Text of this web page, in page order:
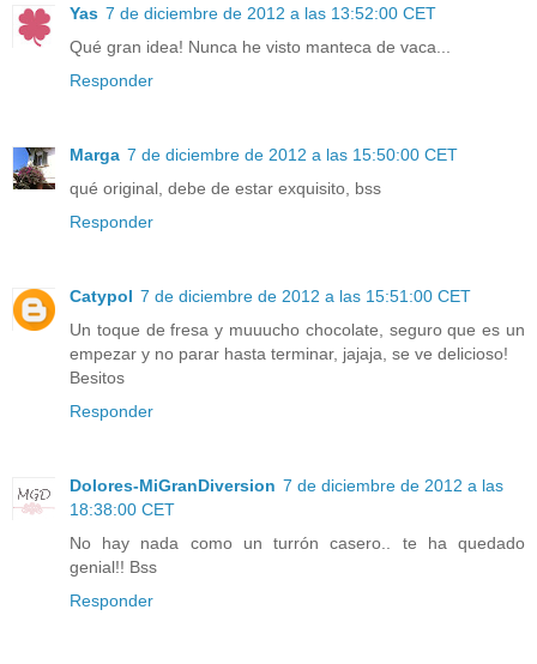
Yas 7 de diciembre de 2012 a las 13:52:00 CET
Qué gran idea! Nunca he visto manteca de vaca...
Responder
Marga 7 de diciembre de 2012 a las 15:50:00 CET
qué original, debe de estar exquisito, bss
Responder
Catypol 7 de diciembre de 2012 a las 15:51:00 CET
Un toque de fresa y muuucho chocolate, seguro que es un
empezar y no parar hasta terminar, jajaja, se ve delicioso!
Besitos
Responder
Dolores-MiGranDiversion 7 de diciembre de 2012 a las
18:38:00 CET
No hay nada como un turrón casero.. te ha quedado
genial!! Bss
Responder